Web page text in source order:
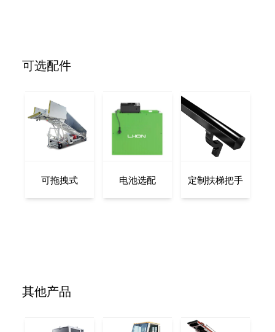
可选配件
可拖拽式 电池选配 定制扶梯把手
其他产品